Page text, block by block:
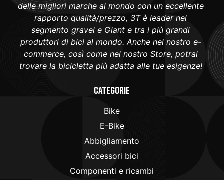
delle migliori marche al mondo con un eccellente
rapporto qualità/prezzo, 3T è leader nel
segmento gravel e Giant e tra i più grandi
produttori di bici al mondo. Anche nel nostro e-
commerce, così come nel nostro Store, potrai
trovare la bicicletta più adatta alle tue esigenze!
Categorie
Bike
E-Bike
Abbigliamento
Accessori bici
Componenti e ricambi